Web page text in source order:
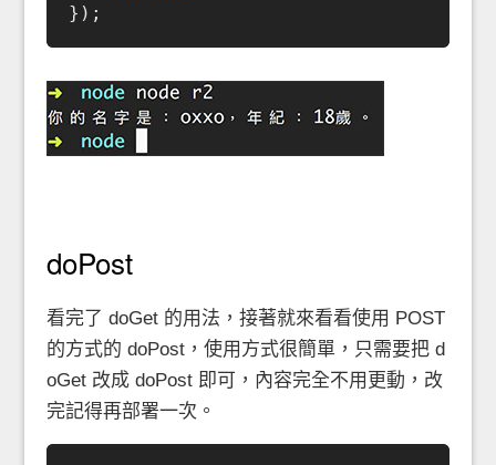
doPost
看完了 doGet 的用法，接著就來看看使用 POST
的方式的 doPost，使用方式很簡單，只需要把 d
oGet 改成 doPost 即可，內容完全不用更動，改
完記得再部署一次。